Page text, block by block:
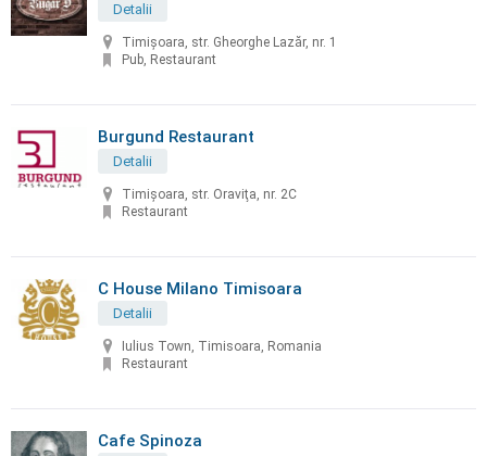
Detalii
Timișoara, str. Gheorghe Lazăr, nr. 1
Pub, Restaurant
Burgund Restaurant
Detalii
Timişoara, str. Oraviţa, nr. 2C
Restaurant
C House Milano Timisoara
Detalii
Iulius Town, Timisoara, Romania
Restaurant
Cafe Spinoza